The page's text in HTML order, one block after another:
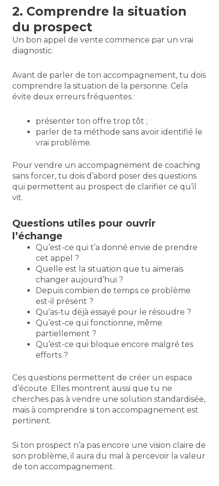
2. Comprendre la situation
du prospect
Un bon appel de vente commence par un vrai
diagnostic.
Avant de parler de ton accompagnement, tu dois
comprendre la situation de la personne. Cela
évite deux erreurs fréquentes :
présenter ton offre trop tôt ;
parler de ta méthode sans avoir identifié le
vrai problème.
Pour vendre un accompagnement de coaching
sans forcer, tu dois d’abord poser des questions
qui permettent au prospect de clarifier ce qu’il
vit.
Questions utiles pour ouvrir
l’échange
Qu’est-ce qui t’a donné envie de prendre
cet appel ?
Quelle est la situation que tu aimerais
changer aujourd’hui ?
Depuis combien de temps ce problème
est-il présent ?
Qu’as-tu déjà essayé pour le résoudre ?
Qu’est-ce qui fonctionne, même
partiellement ?
Qu’est-ce qui bloque encore malgré tes
efforts ?
Ces questions permettent de créer un espace
d’écoute. Elles montrent aussi que tu ne
cherches pas à vendre une solution standardisée,
mais à comprendre si ton accompagnement est
pertinent.
Si ton prospect n’a pas encore une vision claire de
son problème, il aura du mal à percevoir la valeur
de ton accompagnement.